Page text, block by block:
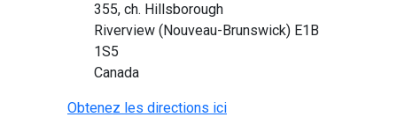
355, ch. Hillsborough
Riverview (Nouveau-Brunswick) E1B
1S5
Canada
Obtenez les directions ici